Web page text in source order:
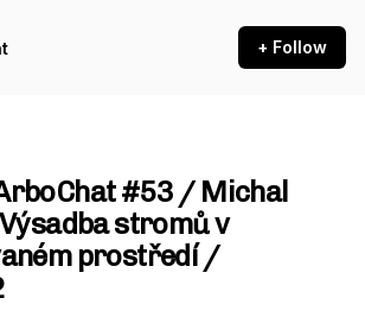
+ Follow
#53 / Michal
stromů v
prostředí /